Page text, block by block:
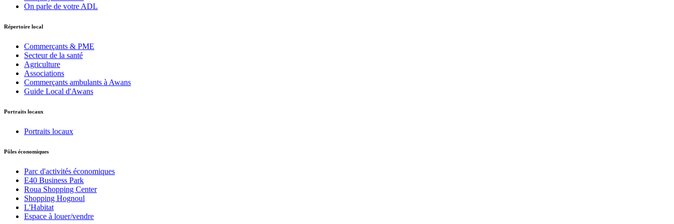
On parle de votre ADL
Répertoire local
Commerçants & PME
Secteur de la santé
Agriculture
Associations
Commerçants ambulants à Awans
Guide Local d'Awans
Portraits locaux
Portraits locaux
Pôles économiques
Parc d'activités économiques
E40 Business Park
Roua Shopping Center
Shopping Hognoul
L'Habitat
Espace à louer/vendre